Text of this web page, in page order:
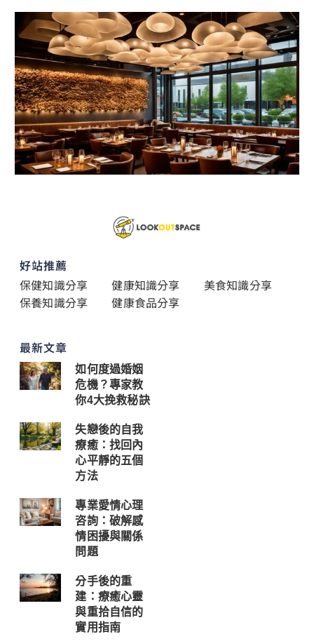
好站推薦
保健知識分享
健康知識分享
美食知識分享
保養知識分享
健康食品分享
最新文章
如何度過婚姻
危機？專家教
你4大挽救秘訣
失戀後的自我
療癒：找回內
心平靜的五個
方法
專業愛情心理
咨詢：破解感
情困擾與關係
問題
分手後的重
建：療癒心靈
與重拾自信的
實用指南